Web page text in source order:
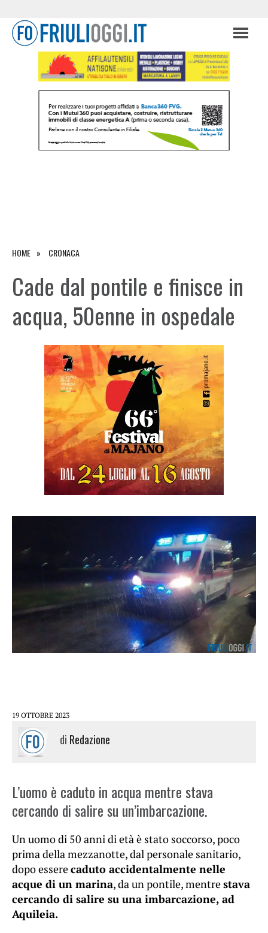
HOME CRONACA
Cade dal pontile e finisce in
acqua, 50enne in ospedale
19 OTTOBRE 2023
di Redazione
L’uomo è caduto in acqua mentre stava
cercando di salire su un’imbarcazione.
Un uomo di 50 anni di età è stato soccorso, poco
prima della mezzanotte, dal personale sanitario,
dopo esserecaduto accidentalmente nelle
acque di un marina, da un pontile, mentrestava
cercando di salire su una imbarcazione, ad
Aquileia.